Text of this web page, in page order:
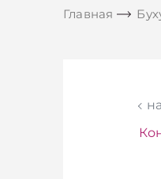
Главная